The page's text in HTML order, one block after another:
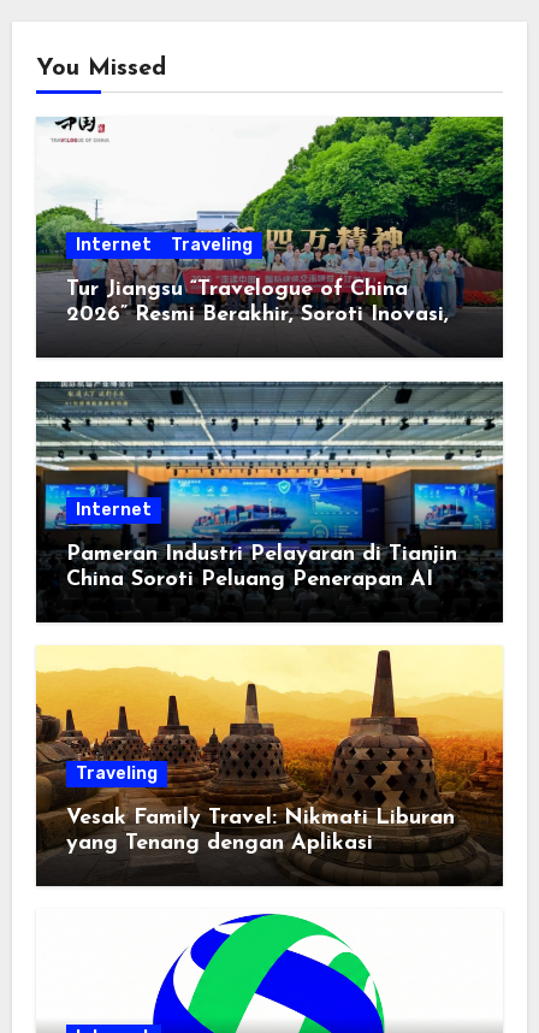
You Missed
Internet Traveling
Tur Jiangsu “Travelogue of China
2026” Resmi Berakhir, Soroti Inovasi,
Keterbukaan, dan Pembangunan
Internet
Pameran Industri Pelayaran di Tianjin
China Soroti Peluang Penerapan AI
Traveling
Vesak Family Travel: Nikmati Liburan
yang Tenang dengan Aplikasi
Pemindai PDF